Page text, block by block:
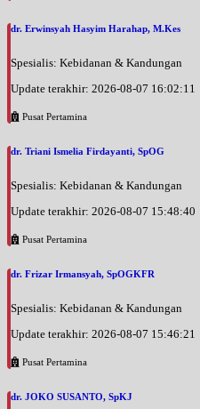
dr. Erwinsyah Hasyim Harahap, M.Kes
Spesialis: Kebidanan & Kandungan
Update terakhir: 2026-08-07 16:02:11
Pusat Pertamina
dr. Triani Ismelia Firdayanti, SpOG
Spesialis: Kebidanan & Kandungan
Update terakhir: 2026-08-07 15:48:40
Pusat Pertamina
dr. Frizar Irmansyah, SpOGKFR
Spesialis: Kebidanan & Kandungan
Update terakhir: 2026-08-07 15:46:21
Pusat Pertamina
dr. JOKO SUSANTO, SpKJ